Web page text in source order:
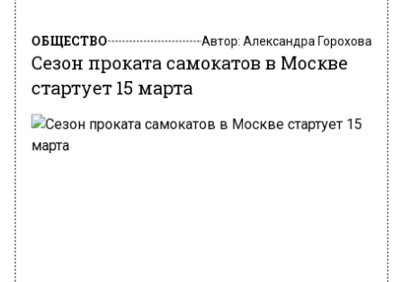
ОБЩЕСТВО
Сезон проката самокатов в Москве
стартует 15 марта